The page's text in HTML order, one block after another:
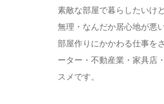
素敵な部屋で暮らしたいけ
無理・なんだか居心地が悪
部屋作りにかかわる仕事を
ーター・不動産業・家具店
スメです。